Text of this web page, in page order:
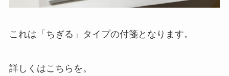
これは「ちぎる」タイプの付箋となります。
詳しくはこちらを。